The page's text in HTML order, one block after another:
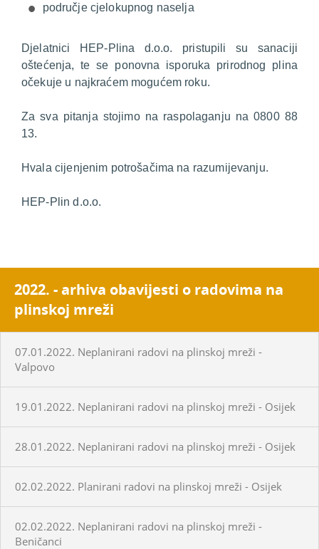
područje cjelokupnog naselja
Djelatnici HEP-Plina d.o.o. pristupili su sanaciji
oštećenja, te se ponovna isporuka prirodnog plina
očekuje u najkraćem mogućem roku.
Za sva pitanja stojimo na raspolaganju na 0800 88
13.
Hvala cijenjenim potrošačima na razumijevanju.
HEP-Plin d.o.o.
2022. - arhiva obavijesti o radovima na
plinskoj mreži
07.01.2022. Neplanirani radovi na plinskoj mreži -
Valpovo
19.01.2022. Neplanirani radovi na plinskoj mreži - Osijek
28.01.2022. Neplanirani radovi na plinskoj mreži - Osijek
02.02.2022. Planirani radovi na plinskoj mreži - Osijek
02.02.2022. Neplanirani radovi na plinskoj mreži -
Beničanci